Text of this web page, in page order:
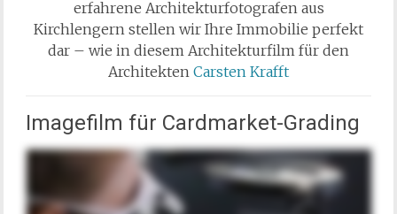
erfahrene Architekturfotografen aus
Kirchlengern stellen wir Ihre Immobilie perfekt
dar – wie in diesem Architekturfilm für den
Architekten Carsten Krafft
Imagefilm für Cardmarket-Grading